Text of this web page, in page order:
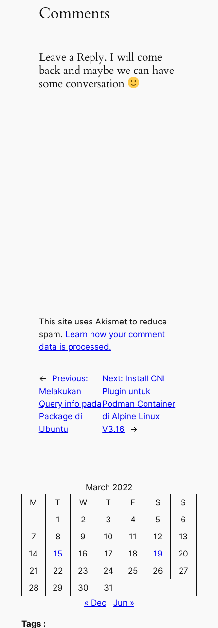
Comments
Leave a Reply. I will come
back and maybe we can have
some conversation
This site uses Akismet to reduce
spam. Learn how your comment
data is processed.
←
Previous:
Melakukan
Query info pada
Package di
Ubuntu
Next: Install CNI
Plugin untuk
Podman Container
di Alpine Linux
V3.16
→
March 2022
M
T W T F S
S
1
2 3 4 5
6
7
8 9 10 11 12
13
14
15 16 17 18 19
20
21
22 23 24 25 26
27
28
29 30
31
« Dec
Jun »
Tags :